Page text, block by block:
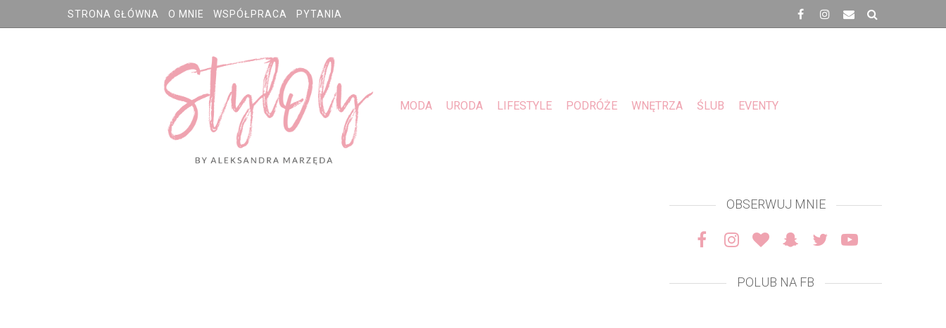
STRONA GŁÓWNA O MNIE WSPÓŁPRACA PYTANIA
MODA URODA LIFESTYLE PODRÓŻE WNĘTRZA ŚLUB EVENTY
OBSERWUJ MNIE
POLUB NA FB